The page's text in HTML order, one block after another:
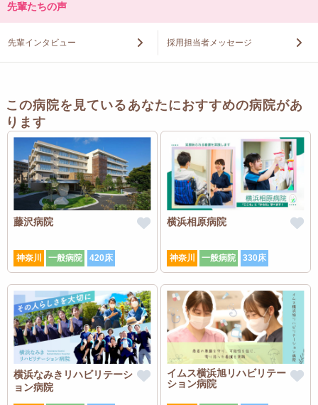
先輩たちの声
先輩インタビュー 採用担当者メッセージ
この病院を見ているあなたにおすすめの病院があ
ります
藤沢病院
神奈川 一般病院 420床
横浜相原病院
神奈川 一般病院 330床
横浜なみきリハビリテーシ
ョン病院
イムス横浜旭リハビリテー
ション病院